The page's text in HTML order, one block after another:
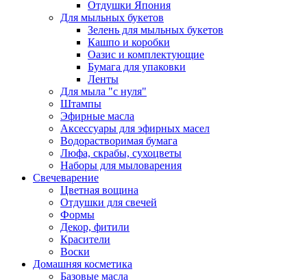
Отдушки Япония
Для мыльных букетов
Зелень для мыльных букетов
Кашпо и коробки
Оазис и комплектующие
Бумага для упаковки
Ленты
Для мыла "с нуля"
Штампы
Эфирные масла
Аксессуары для эфирных масел
Водорастворимая бумага
Люфа, скрабы, сухоцветы
Наборы для мыловарения
Свечеварение
Цветная вощина
Отдушки для свечей
Формы
Декор, фитили
Красители
Воски
Домашняя косметика
Базовые масла